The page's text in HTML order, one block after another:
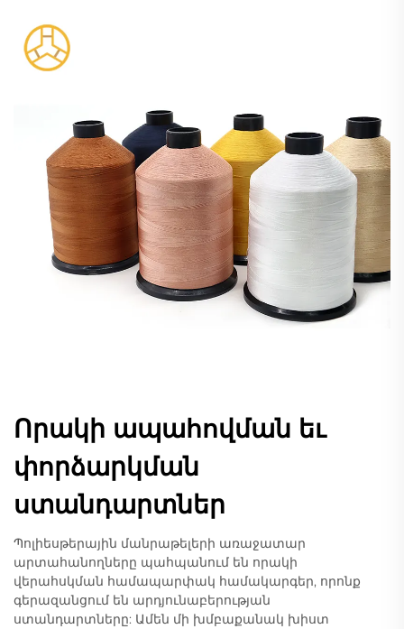
Որակի ապահովման եւ
փորձարկման
ստանդարտներ
Պոլիեսթերային մանրաթելերի առաջատար
արտահանողները պահպանում են որակի
վերահսկման համապարփակ համակարգեր, որոնք
գերազանցում են արդյունաբերության
ստանդարտները: Ամեն մի խմբաքանակ խիստ